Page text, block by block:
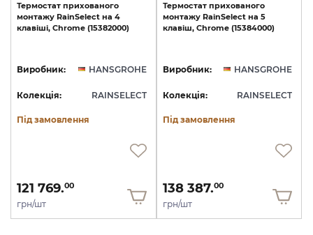
Термостат прихованого
монтажу RainSelect на 4
клавіші, Chrome (15382000)
Виробник: HANSGROHE
Колекція: RAINSELECT
Під замовлення
121 769.00
грн/шт
Термостат прихованого
монтажу RainSelect на 5
клавіш, Chrome (15384000)
Виробник: HANSGROHE
Колекція: RAINSELECT
Під замовлення
138 387.00
грн/шт